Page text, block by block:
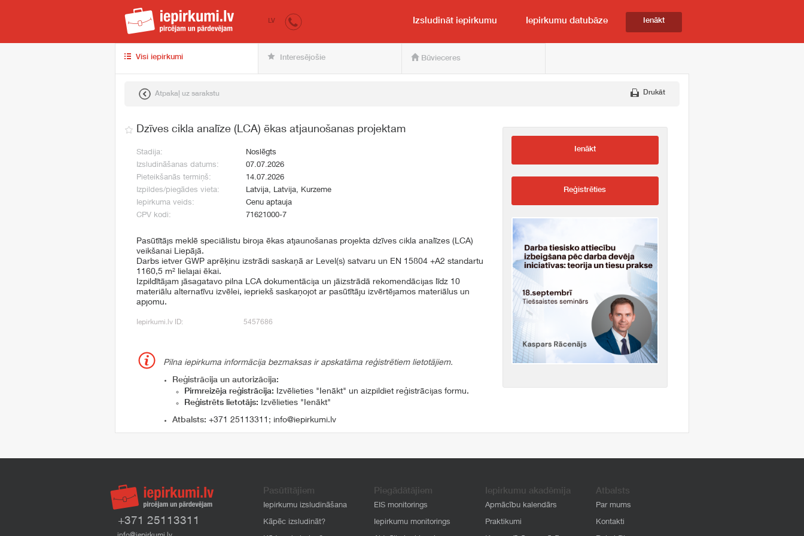
iepirkumi.lv pircējam un pārdevējam
LV Izsludināt iepirkumu Iepirkumu datubāze Ienākt
Visi iepirkumi Interesējošie Būvieceres
Atpakaļ uz sarakstu Drukāt
Dzīves cikla analīze (LCA) ēkas atjaunošanas projektam
Stadija:
Noslēgts
Izsludināšanas datums:
07.07.2026
Pieteikšanās termiņš:
14.07.2026
Izpildes/piegādes vieta:
Latvija, Latvija, Kurzeme
Iepirkuma veids:
Cenu aptauja
CPV kodi:
71621000-7
Pasūtītājs meklē speciālistu biroja ēkas atjaunošanas projekta dzīves cikla analīzes (LCA)
veikšanai Liepājā.
Darbs ietver GWP aprēķinu izstrādi saskaņā ar Level(s) satvaru un EN 15804 +A2 standartu
1160,5 m² lielajai ēkai.
Izpildītājam jāsagatavo pilna LCA dokumentācija un jāizstrādā rekomendācijas līdz 10
materiālu alternatīvu izvēlei, iepriekš saskaņojot ar pasūtītāju izvērtējamos materiālus un
apjomu.
Iepirkumi.lv ID: 5457686
Pilna iepirkuma informācija bezmaksas ir apskatāma reģistrētiem lietotājiem.
Reģistrācija un autorizācija:
Pirmreizēja reģistrācija: Izvēlieties "Ienākt" un aizpildiet reģistrācijas formu.
Reģistrēts lietotājs: Izvēlieties "Ienākt"
Atbalsts: +371 25113311 ; info@iepirkumi.lv
Ienākt
Reģistrēties
+371 25113311
Pasūtītājiem
Iepirkumu izsludināšana
Kāpēc izsludināt?
Piegādātājiem
EIS monitorings
Iepirkumu monitorings
Iepirkumu akadēmija
Apmācību kalendārs
Praktikumi
Atbalsts
Par mums
Kontakti